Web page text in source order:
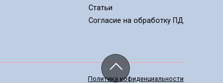
Статьи
Cогласие на обработку ПД
Политика кофиденциальности